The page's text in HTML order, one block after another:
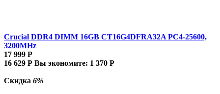
Crucial DDR4 DIMM 16GB CT16G4DFRA32A PC4-25600,
3200MHz
17 999 Р
16 629 Р Вы экономите: 1 370 Р
Скидка 6%